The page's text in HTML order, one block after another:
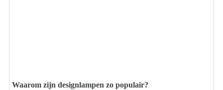
Waarom zijn designlampen zo populair?